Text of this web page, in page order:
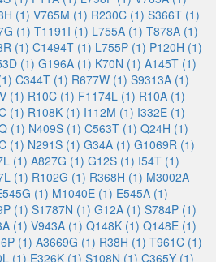
(1) V765M (1) R230C (1) S366T (1)
(1) T1191I (1) L755A (1) T878A (1)
(1) C1494T (1) L755P (1) P120H (1)
(1) G196A (1) K70N (1) A145T (1)
C344T (1) R677W (1) S9313A (1)
(1) R10C (1) F1174L (1) R10A (1)
(1) R108K (1) I112M (1) I332E (1)
(1) N409S (1) C563T (1) Q24H (1)
(1) N291S (1) G34A (1) G1069R (1)
(1) A827G (1) G12S (1) I54T (1)
(1) R102G (1) R368H (1) M3002A
(1) M1040E (1) E545A (1)
(1) S1787N (1) G12A (1) S784P (1)
(1) V943A (1) Q148K (1) Q148E (1)
(1) A3669G (1) R38H (1) T961C (1)
(1) E326K (1) S108N (1) C365Y (1)